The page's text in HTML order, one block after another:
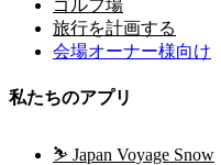
ゴルフ場
旅行を計画する
会場オーナー様向け
私たちのアプリ
⛷️ Japan Voyage Snow